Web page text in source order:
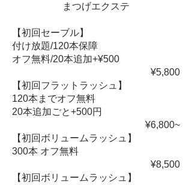
まつげエクステ
【初回セーブル】
付け放題/120本保障
オフ無料/20本追加+¥500
¥5,800
【初回フラットラッシュ】
120本までオフ無料
20本追加ごと+500円
¥6,800~
【初回ボリュームラッシュ】
300本 オフ無料
¥8,500
【初回ボリュームラッシュ】